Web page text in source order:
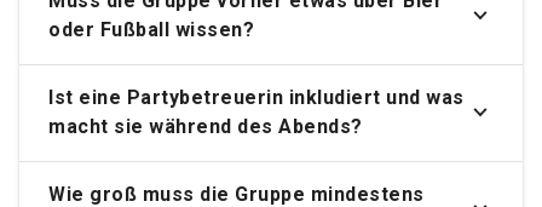
oder Fußball wissen?
Ist eine Partybetreuerin inkludiert und was
macht sie während des Abends?
Wie groß muss die Gruppe mindestens